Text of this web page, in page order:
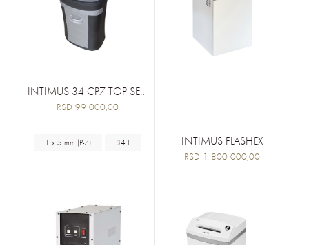
INTIMUS 34 CP7 TOP SECRET
RSD 99 000,00
1 x 5 mm (P-7) 34 L INTIMUS FLASHEX
RSD 1 800 000,00